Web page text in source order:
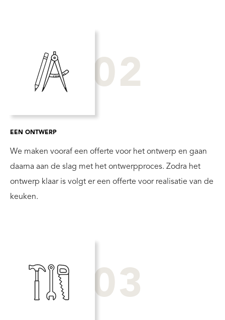
02
EEN ONTWERP
We maken vooraf een offerte voor het ontwerp en gaan
daarna aan de slag met het ontwerpproces. Zodra het
ontwerp klaar is volgt er een offerte voor realisatie van de
keuken.
03